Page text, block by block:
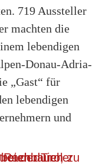
719 Aussteller
machten die
lebendigen
Donau-Adria-
„Gast“ für
lebendigen
und